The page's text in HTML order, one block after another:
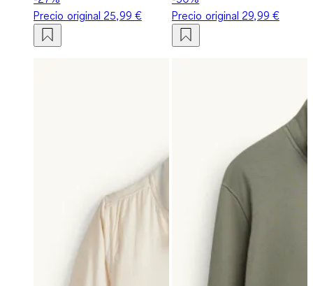
Precio original 25,99 €
Precio original 29,99 €